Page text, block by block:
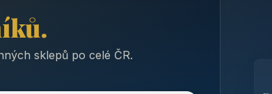
sklepů po celé ČR.